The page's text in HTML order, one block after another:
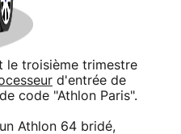
le troisième trimestre
d'entrée de
code "Athlon Paris".
Athlon 64 bridé,